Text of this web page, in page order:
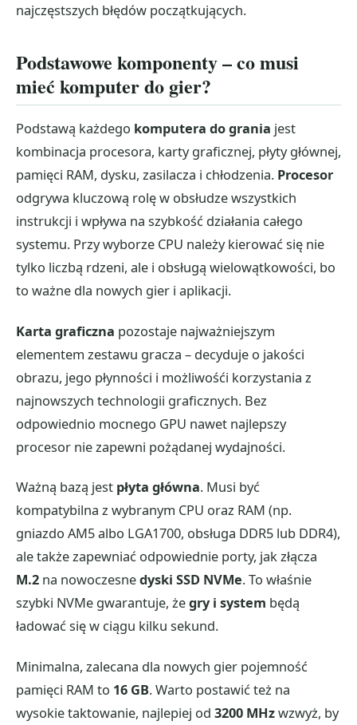
najczęstszych błędów początkujących.
Podstawowe komponenty – co musi
mieć komputer do gier?
Podstawą każdego komputera do grania jest
kombinacja procesora, karty graficznej, płyty głównej,
pamięci RAM, dysku, zasilacza i chłodzenia. Procesor
odgrywa kluczową rolę w obsłudze wszystkich
instrukcji i wpływa na szybkość działania całego
systemu. Przy wyborze CPU należy kierować się nie
tylko liczbą rdzeni, ale i obsługą wielowątkowości, bo
to ważne dla nowych gier i aplikacji.
Karta graficzna pozostaje najważniejszym
elementem zestawu gracza – decyduje o jakości
obrazu, jego płynności i możliwośći korzystania z
najnowszych technologii graficznych. Bez
odpowiednio mocnego GPU nawet najlepszy
procesor nie zapewni pożądanej wydajności.
Ważną bazą jest płyta główna. Musi być
kompatybilna z wybranym CPU oraz RAM (np.
gniazdo AM5 albo LGA1700, obsługa DDR5 lub DDR4),
ale także zapewniać odpowiednie porty, jak złącza
M.2 na nowoczesnedyski SSD NVMe. To właśnie
szybki NVMe gwarantuje, żegry i system będą
ładować się w ciągu kilku sekund.
Minimalna, zalecana dla nowych gier pojemność
pamięci RAM to 16 GB. Warto postawić też na
wysokie taktowanie, najlepiej od 3200 MHzwzwyż, by